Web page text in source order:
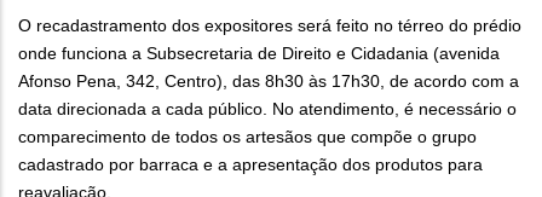
O recadastramento dos expositores será feito no térreo do prédio
onde funciona a Subsecretaria de Direito e Cidadania (avenida
Afonso Pena, 342, Centro), das 8h30 às 17h30, de acordo com a
data direcionada a cada público. No atendimento, é necessário o
comparecimento de todos os artesãos que compõe o grupo
cadastrado por barraca e a apresentação dos produtos para
reavaliação.